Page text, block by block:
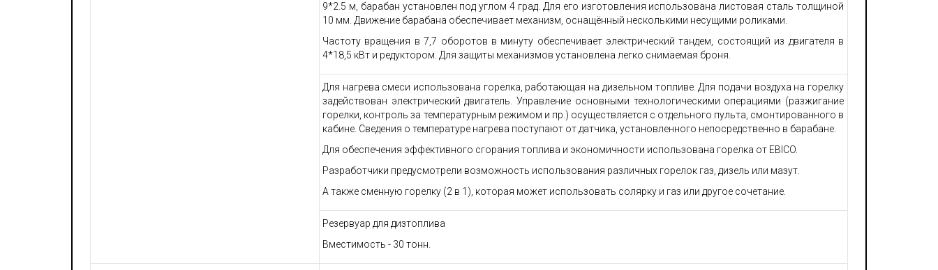
9*2.5 м, барабан установлен под углом 4 град. Для его изготовления использована листовая сталь толщиной
10 мм. Движение барабана обеспечивает механизм, оснащённый несколькими несущими роликами.
Частоту вращения в 7,7 оборотов в минуту обеспечивает электрический тандем, состоящий из двигателя в
4*18,5 кВт и редуктором. Для защиты механизмов установлена легко снимаемая броня.
Для нагрева смеси использована горелка, работающая на дизельном топливе. Для подачи воздуха на горелку
задействован электрический двигатель. Управление основными технологическими операциями (разжигание
горелки, контроль за температурным режимом и пр.) осуществляется с отдельного пульта, смонтированного в
кабине. Сведения о температуре нагрева поступают от датчика, установленного непосредственно в барабане.
Для обеспечения эффективного сгорания топлива и экономичности использована горелка от EBICO.
Разработчики предусмотрели возможность использования различных горелок газ, дизель или мазут.
А также сменную горелку (2 в 1), которая может использовать солярку и газ или другое сочетание.
Резервуар для дизтоплива
Вместимость - 30 тонн.